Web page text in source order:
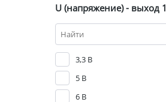
U (напряжение) - выход 1
3,3 В
5 В
6 В